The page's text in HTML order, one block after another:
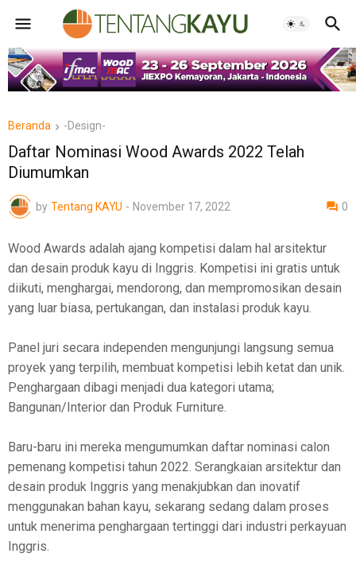
Beranda -Design-
Daftar Nominasi Wood Awards 2022 Telah
Diumumkan
by Tentang KAYU - November 17, 2022 0
Wood Awards adalah ajang kompetisi dalam hal arsitektur
dan desain produk kayu di Inggris. Kompetisi ini gratis untuk
diikuti, menghargai, mendorong, dan mempromosikan desain
yang luar biasa, pertukangan, dan instalasi produk kayu.
Panel juri secara independen mengunjungi langsung semua
proyek yang terpilih, membuat kompetisi lebih ketat dan unik.
Penghargaan dibagi menjadi dua kategori utama;
Bangunan/Interior dan Produk Furniture.
Baru-baru ini mereka mengumumkan daftar nominasi calon
pemenang kompetisi tahun 2022. Serangkaian arsitektur dan
desain produk Inggris yang menakjubkan dan inovatif
menggunakan bahan kayu, sekarang sedang dalam proses
untuk menerima penghargaan tertinggi dari industri perkayuan
Inggris.